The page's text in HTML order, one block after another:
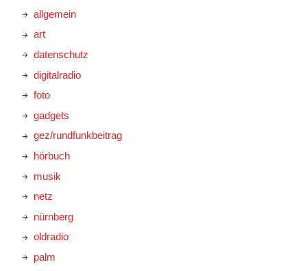
allgemein
art
datenschutz
digitalradio
foto
gadgets
gez/rundfunkbeitrag
hörbuch
musik
netz
nürnberg
oldradio
palm